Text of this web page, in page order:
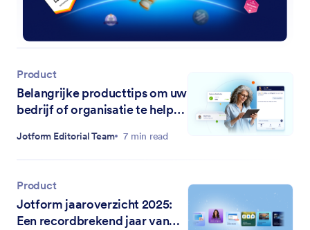
Product
Belangrijke producttips om uw
bedrijf of organisatie te helpen
Jotform Editorial Team 7 min read
Product
Jotform jaaroverzicht 2025:
Een recordbrekend jaar van